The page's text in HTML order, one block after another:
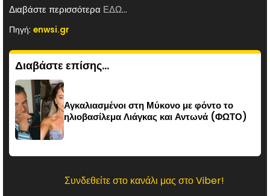
Διαβάστε περισσότερα ΕΔΩ…
Πηγή: enwsi.gr
Διαβάστε επίσης...
Αγκαλιασμένοι στη Μύκονο με φόντο το
ηλιοβασίλεμα Λιάγκας και Αντωνά (ΦΩΤΟ)
Συνδεθείτε στο κανάλι μας στο Viber!